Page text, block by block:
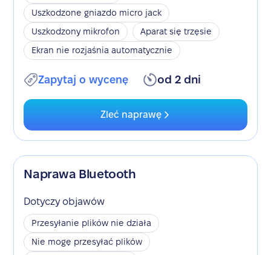
Uszkodzone gniazdo micro jack
Uszkodzony mikrofon
Aparat się trzęsie
Ekran nie rozjaśnia automatycznie
Zapytaj o wycenę od 2 dni
Zleć naprawę
Naprawa Bluetooth
Dotyczy objawów
Przesyłanie plików nie działa
Nie mogę przesyłać plików